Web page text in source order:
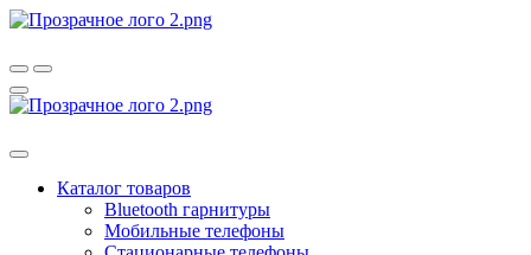
Каталог товаров
Bluetooth гарнитуры
Мобильные телефоны